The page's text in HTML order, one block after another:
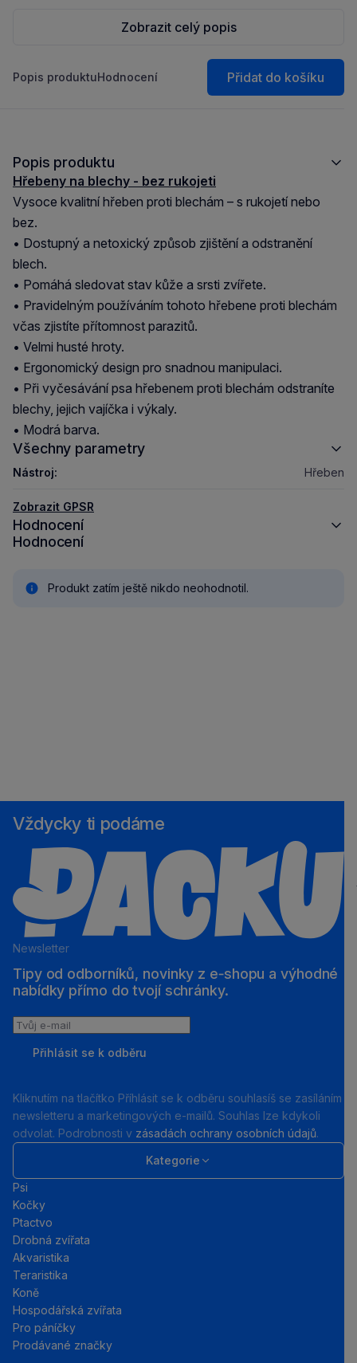
Zobrazit celý popis
Popis produktuHodnocení Přidat do košíku
Popis produktu
Hřebeny na blechy - bez rukojeti
Vysoce kvalitní hřeben proti blechám – s rukojetí nebo
bez.
• Dostupný a netoxický způsob zjištění a odstranění
blech.
• Pomáhá sledovat stav kůže a srsti zvířete.
• Pravidelným používáním tohoto hřebene proti blechám
včas zjistíte přítomnost parazitů.
• Velmi husté hroty.
• Ergonomický design pro snadnou manipulaci.
• Při vyčesávání psa hřebenem proti blechám odstraníte
blechy, jejich vajíčka i výkaly.
• Modrá barva.
Všechny parametry
Nástroj: Hřeben
Zobrazit GPSR
Hodnocení
Hodnocení
Produkt zatím ještě nikdo neohodnotil.
Vždycky ti podáme
Newsletter
Tipy od odborníků, novinky z e‑shopu a výhodné
nabídky přímo do tvojí schránky.
Tvůj
Přihlásit se k odběru
Kliknutím na tlačítko Příhlásit se k odběru souhlasíš se zasíláním
newsletteru a marketingových e-mailů. Souhlas lze kdykoli
odvolat. Podrobnosti v zásadách ochrany osobních údajů.
Kategorie
Psi
Kočky
Ptactvo
Drobná zvířata
Akvaristika
Teraristika
Koně
Hospodářská zvířata
Pro páníčky
Prodávané značky